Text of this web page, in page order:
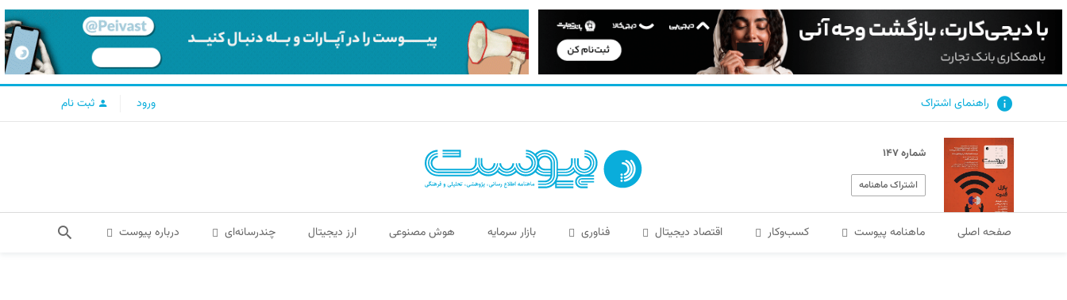
راهنمای اشتراک ورود ثبت نام
شماره ۱۴۷
اشتراک ماهنامه
صفحه اصلی ماهنامه پیوست کسب‌و‌کار اقتصاد دیجیتال فناوری بازار سرمایه هوش مصنوعی ارز دیجیتال چندرسانه‌ای درباره پیوست